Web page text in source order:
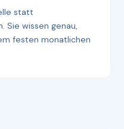
statt
Sie wissen genau,
festen monatlichen